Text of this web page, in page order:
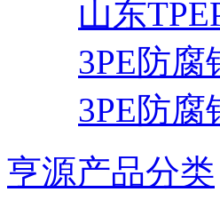
山东
3PE防
3PE防
亨源产品分类